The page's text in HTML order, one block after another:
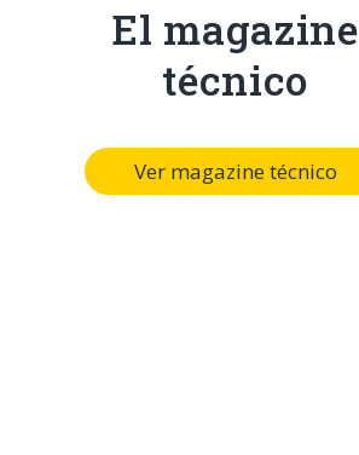
El magazine
técnico
Ver magazine técnico